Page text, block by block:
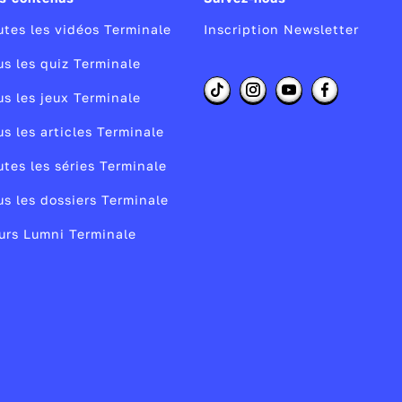
les vidéos Terminale
les quiz Terminale
les jeux Terminale
les articles Terminale
les séries Terminale
les dossiers Terminale
Lumni Terminale
Inscription Newsletter